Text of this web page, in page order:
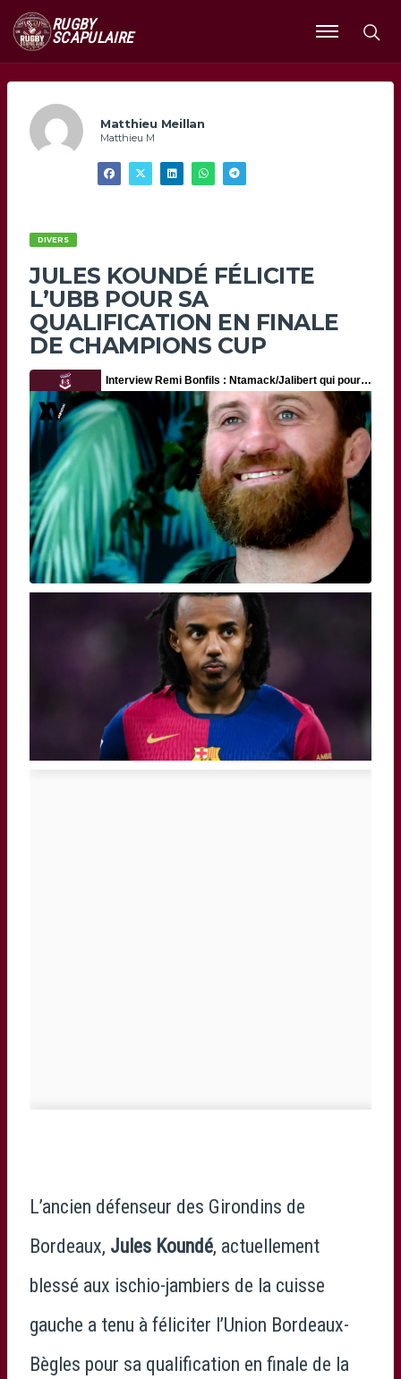
RUGBY
SCAPULAIRE
Ouvrir
le
Matthieu Meillan
Matthieu M
DIVERS
JULES KOUNDÉ FÉLICITE
L’UBB POUR SA
QUALIFICATION EN FINALE
DE CHAMPIONS CUP
L’ancien défenseur des Girondins de
Bordeaux, Jules Koundé, actuellement
blessé aux ischio-jambiers de la cuisse
gauche a tenu à féliciter l’Union Bordeaux-
Bègles pour sa qualification en finale de la